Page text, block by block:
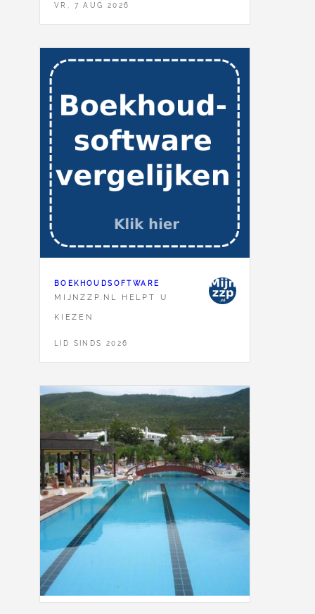
VR, 7 AUG 2026
BOEKHOUDSOFTWARE
MIJNZZP.NL HELPT U
KIEZEN
LID SINDS 2026